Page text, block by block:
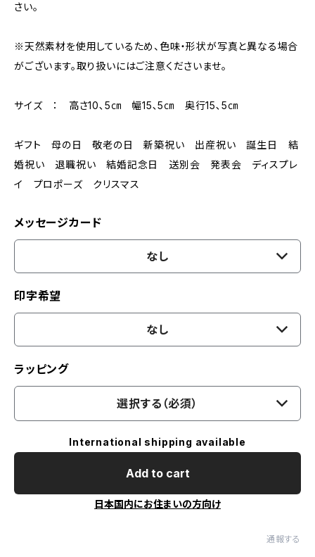
さい。
※天然素材を使用しているため、色味・形状が写真と異なる場合
がございます。取り扱いにはご注意くださいませ。
サイズ ： 高さ10､5㎝ 幅15､5㎝ 奥行15､5㎝
ギフト 母の日 敬老の日 新築祝い 出産祝い 誕生日 結
婚祝い 退職祝い 結婚記念日 送別会 発表会 ディスプレ
イ プロポーズ クリスマス
メッセージカード
なし
印字希望
なし
ラッピング
選択する（必須）
International shipping available
Add to cart
日本国内にお住まいの方向け
通報する